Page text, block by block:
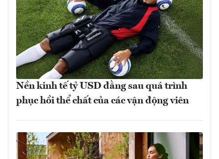
Nền kinh tế tỷ USD đằng sau quá trình
phục hồi thể chất của các vận động viên